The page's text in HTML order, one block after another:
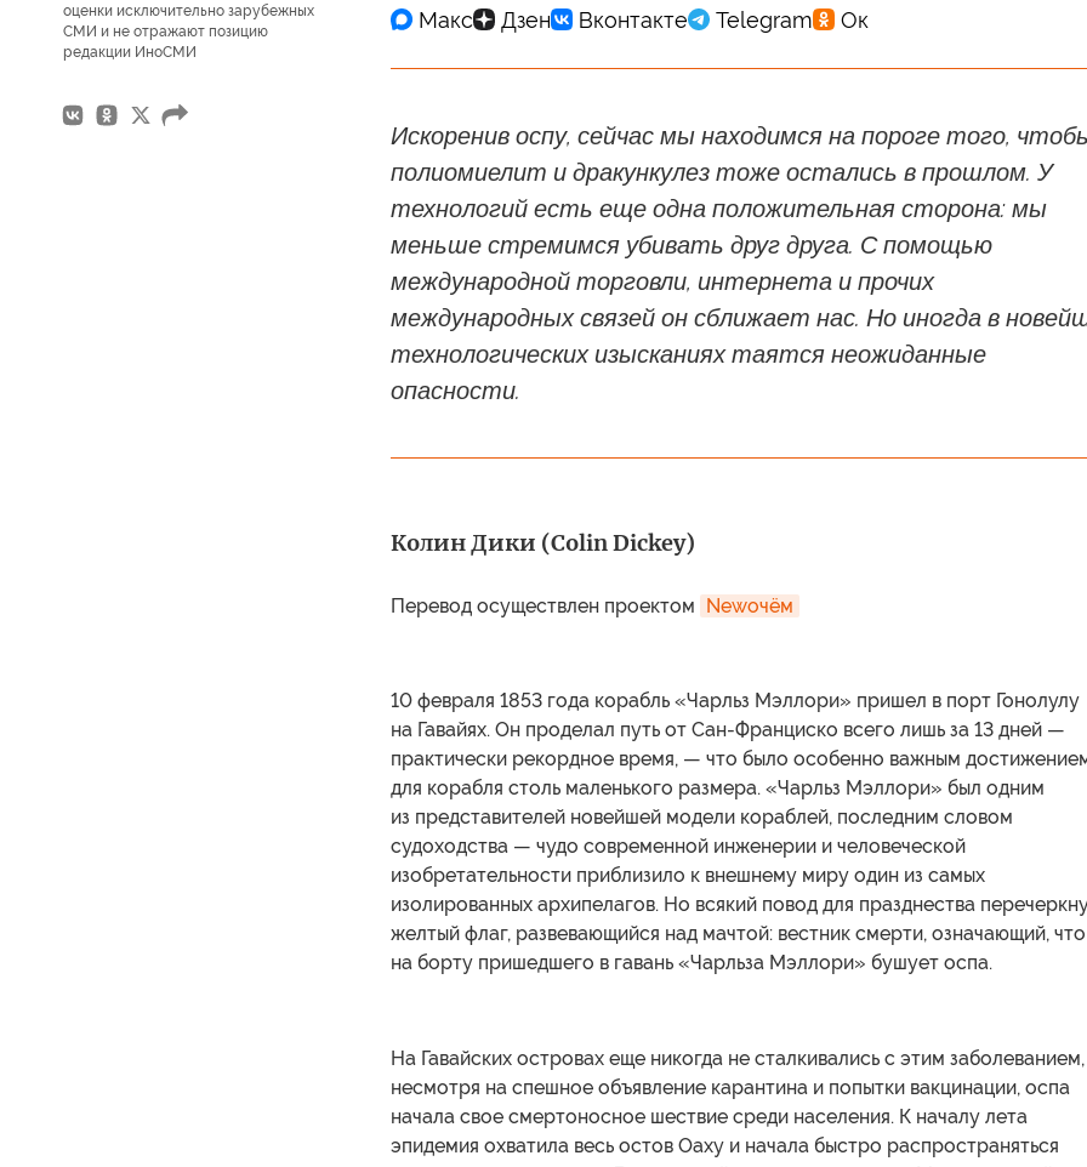
оценки исключительно зарубежных
СМИ и не отражают позицию
редакции ИноСМИ
Искоренив оспу, сейчас мы находимся на пороге того,
полиомиелит и дракункулез тоже остались в прошлом. У
технологий есть еще одна положительная сторона: мы
меньше стремимся убивать друг друга. С помощью
международной торговли, интернета и прочих
международных связей он сближает нас. Но иногда в
технологических изысканиях таятся неожиданные
опасности.
Колин Дики (Colin Dickey)
Перевод осуществлен проектом Newочём
10 февраля 1853 года корабль «Чарльз Мэллори» пришел в порт Гонолулу
на Гавайях. Он проделал путь от Сан-Франциско всего лишь за 13 дней —
практически рекордное время, — что было особенно важным
для корабля столь маленького размера. «Чарльз Мэллори» был одним
из представителей новейшей модели кораблей, последним словом
судоходства — чудо современной инженерии и человеческой
изобретательности приблизило к внешнему миру один из самых
изолированных архипелагов. Но всякий повод для празднества
желтый флаг, развевающийся над мачтой: вестник смерти, означающий, что
на борту пришедшего в гавань «Чарльза Мэллори» бушует оспа.
На Гавайских островах еще никогда не сталкивались с этим заболеванием,
несмотря на спешное объявление карантина и попытки вакцинации, оспа
начала свое смертоносное шествие среди населения. К началу лета
эпидемия охватила весь остов Оаху и начала быстро распространяться